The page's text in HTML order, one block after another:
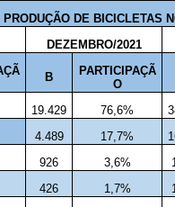
PRODUÇÃO DE BICICLETAS
DEZEMBRO/2021
B
PARTICIPAÇÃ
O
19.429 76,6%
4.489 17,7%
926 3,6%
426 1,7%